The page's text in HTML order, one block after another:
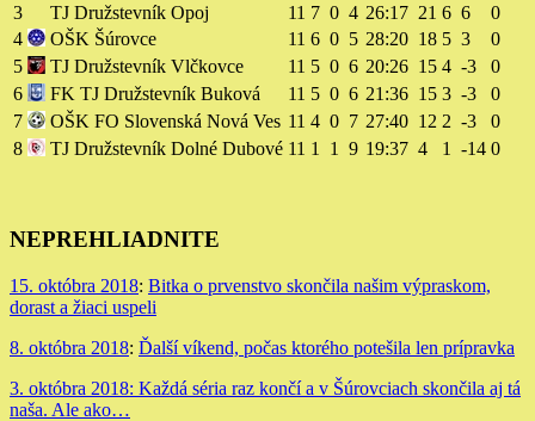
3
TJ Družstevník Opoj 11 7 0 4 26:17 21 6 6
0
4
OŠK Šúrovce 11 6 0 5 28:20 18 5 3
0
5
TJ Družstevník Vlčkovce 11 5 0 6 20:26 15 4 -3
0
6
FK TJ Družstevník Buková 11 5 0 6 21:36 15 3 -3
0
7
OŠK FO Slovenská Nová Ves 11 4 0 7 27:40 12 2 -3
0
8
TJ Družstevník Dolné Dubové 11 1 1 9 19:37 4 1 -14 0
NEPREHLIADNITE
15. októbra 2018: Bitka o prvenstvo skončila našim výpraskom,
dorast a žiaci uspeli
8. októbra 2018: Ďalší víkend, počas ktorého potešila len prípravka
3. októbra 2018: Každá séria raz končí a v Šúrovciach skončila aj tá
naša. Ale ako…